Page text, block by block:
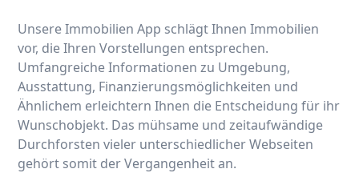
Unsere Immobilien App schlägt Ihnen Immobilien
vor, die Ihren Vorstellungen entsprechen.
Umfangreiche Informationen zu Umgebung,
Ausstattung, Finanzierungsmöglichkeiten und
Ähnlichem erleichtern Ihnen die Entscheidung für ihr
Wunschobjekt. Das mühsame und zeitaufwändige
Durchforsten vieler unterschiedlicher Webseiten
gehört somit der Vergangenheit an.